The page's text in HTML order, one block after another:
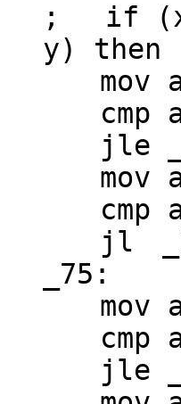
; if (x
y) then
mov
cmp
jle
mov
cmp
jl
_75:
mov
cmp
jle